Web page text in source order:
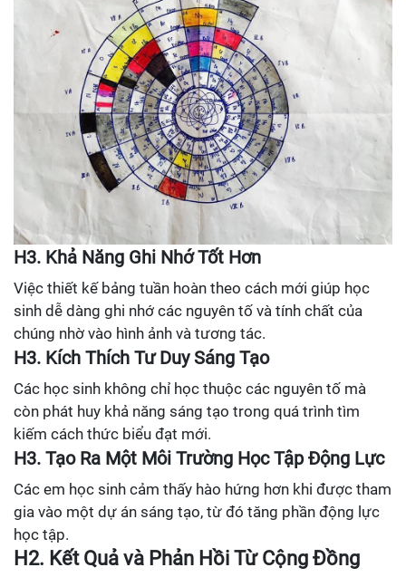
H3. Khả Năng Ghi Nhớ Tốt Hơn
Việc thiết kế bảng tuần hoàn theo cách mới giúp học
sinh dễ dàng ghi nhớ các nguyên tố và tính chất của
chúng nhờ vào hình ảnh và tương tác.
H3. Kích Thích Tư Duy Sáng Tạo
Các học sinh không chỉ học thuộc các nguyên tố mà
còn phát huy khả năng sáng tạo trong quá trình tìm
kiếm cách thức biểu đạt mới.
H3. Tạo Ra Một Môi Trường Học Tập Động Lực
Các em học sinh cảm thấy hào hứng hơn khi được tham
gia vào một dự án sáng tạo, từ đó tăng phần động lực
học tập.
H2. Kết Quả và Phản Hồi Từ Cộng Đồng